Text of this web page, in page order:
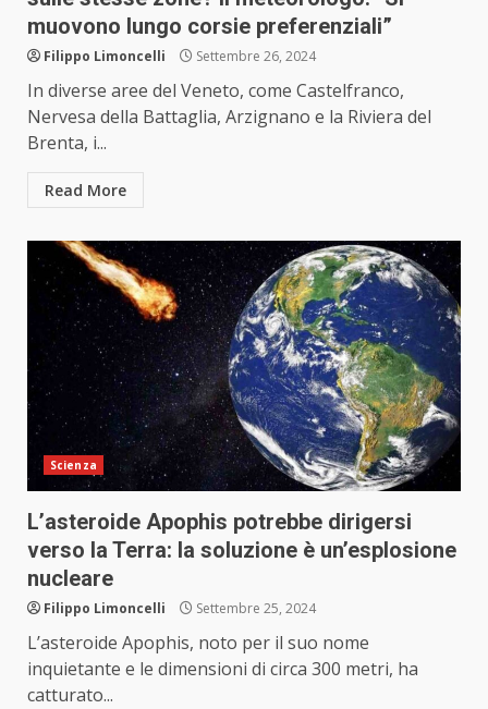
muovono lungo corsie preferenziali”
Filippo Limoncelli Settembre 26, 2024
In diverse aree del Veneto, come Castelfranco,
Nervesa della Battaglia, Arzignano e la Riviera del
Brenta, i...
Read More
Scienza
L’asteroide Apophis potrebbe dirigersi
verso la Terra: la soluzione è un’esplosione
nucleare
Filippo Limoncelli Settembre 25, 2024
L’asteroide Apophis, noto per il suo nome
inquietante e le dimensioni di circa 300 metri, ha
catturato...